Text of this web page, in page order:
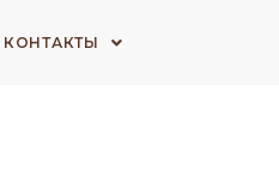
КОНТАКТЫ